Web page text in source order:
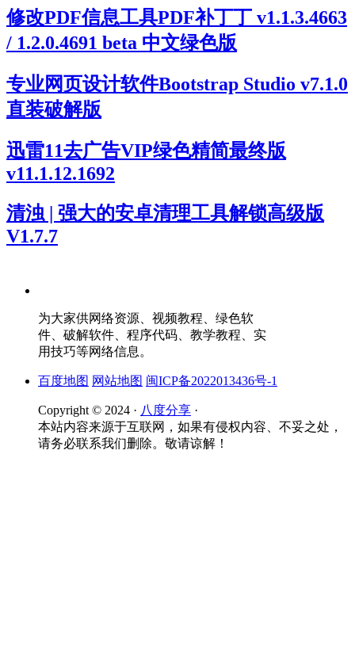
修改PDF信息工具PDF补丁丁 v1.1.3.4663
/ 1.2.0.4691 beta 中文绿色版
专业网页设计软件Bootstrap Studio v7.1.0
直装破解版
迅雷11去广告VIP绿色精简最终版
v11.1.12.1692
清浊 | 强大的安卓清理工具解锁高级版
V1.7.7
为大家供网络资源、视频教程、绿色软
件、破解软件、程序代码、教学教程、实
用技巧等网络信息。
百度地图 网站地图 闽ICP备2022013436号-1
Copyright © 2024 · 八度分享 ·
本站内容来源于互联网，如果有侵权内容、不妥之处，
请务必联系我们删除。敬请谅解！